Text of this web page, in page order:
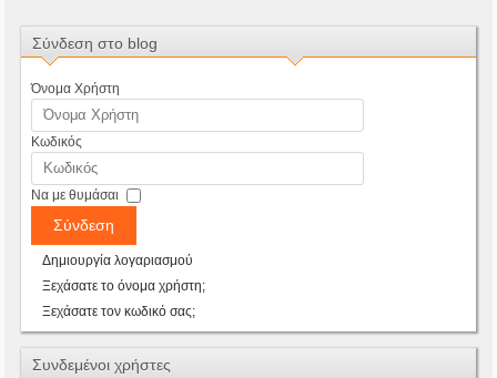
Σύνδεση στο blog
Όνομα Χρήστη
Κωδικός
Να με θυμάσαι
Σύνδεση
Δημιουργία λογαριασμού
Ξεχάσατε το όνομα χρήστη;
Ξεχάσατε τον κωδικό σας;
Συνδεμένοι χρήστες